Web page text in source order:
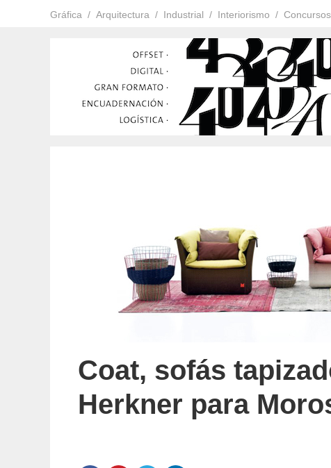
Gráfica Arquitectura Industrial Interiorismo Concursos
Coat, sofás
Herkner para